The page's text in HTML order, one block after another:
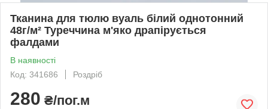
Тканина для тюлю вуаль білий однотонний
48г/м² Туреччина м'яко драпірується
фалдами
В наявності
Код: 341686
Роздріб
280 ₴/пог.м